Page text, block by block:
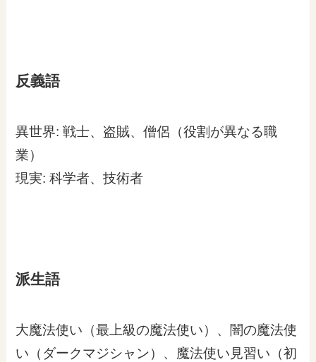
反義語
異世界: 戦士、盗賊、僧侶（役割が異なる職
業）
現実: 科学者、技術者
派生語
大魔法使い（最上級の魔法使い）、闇の魔法使
い（ダークマジシャン）、魔法使い見習い（初